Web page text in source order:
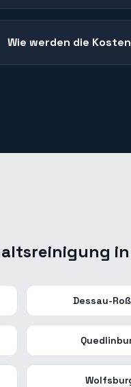
Wie werden die
in
Dessau-